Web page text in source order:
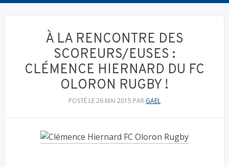
À LA RENCONTRE DES
SCOREURS/EUSES :
CLÉMENCE HIERNARD DU FC
OLORON RUGBY !
POSTÉ LE 26 MAI 2015 PAR GAEL